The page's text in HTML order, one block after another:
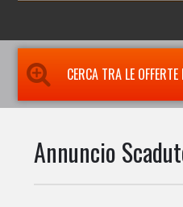
CERCA TRA LE
Annuncio